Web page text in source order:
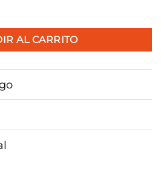
cantidad
AL CARRITO